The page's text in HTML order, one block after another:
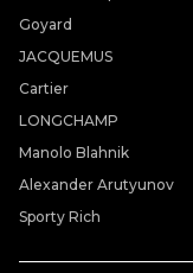
Goyard
JACQUEMUS
Cartier
LONGCHAMP
Manolo Blahnik
Alexander Arutyunov
Sporty Rich